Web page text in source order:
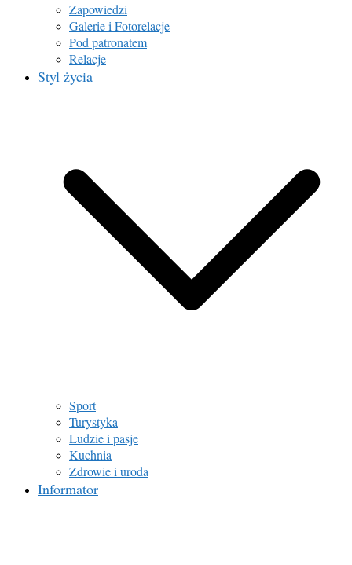
Zapowiedzi
Galerie i Fotorelacje
Pod patronatem
Relacje
Styl życia
Sport
Turystyka
Ludzie i pasje
Kuchnia
Zdrowie i uroda
Informator